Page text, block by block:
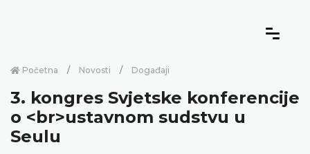
Početna Novosti Događaji
3. kongres Svjetske konferencije
o <br>ustavnom sudstvu u
Seulu